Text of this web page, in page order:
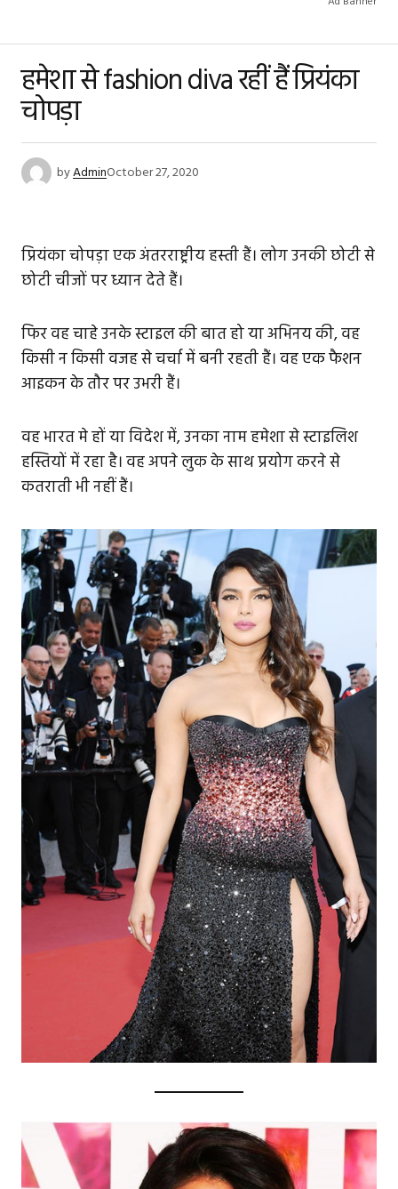
हमेशा से fashion diva रहीं हैं प्रियंका
चोपड़ा
byAdminOctober 27, 2020
प्रियंका चोपड़ा एक अंतरराष्ट्रीय हस्‍ती हैं। लोग उनकी छोटी से
छोटी चीजों पर ध्यान देते हैं।
फिर वह चाहे उनके स्टाइल की बात हो या अभिनय की, वह
किसी न किसी वजह से चर्चा में बनी रहती हैं। वह एक फैशन
आइकन के तौर पर उभरी हैं।
वह भारत मे हों या विदेश में, उनका नाम हमेशा से स्टाइलिश
हस्तियों में रहा है। वह अपने लुक के साथ प्रयोग करने से
कतराती भी नहीं हैं।